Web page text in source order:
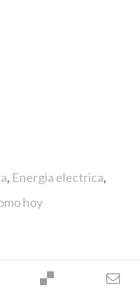
, Energia electrica,
hoy